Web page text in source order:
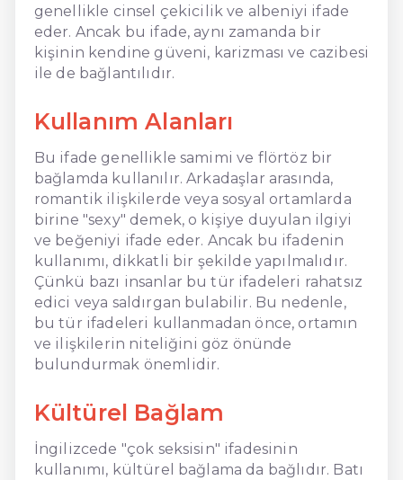
genellikle cinsel çekicilik ve albeniyi ifade
eder. Ancak bu ifade, aynı zamanda bir
kişinin kendine güveni, karizması ve cazibesi
ile de bağlantılıdır.
Kullanım Alanları
Bu ifade genellikle samimi ve flörtöz bir
bağlamda kullanılır. Arkadaşlar arasında,
romantik ilişkilerde veya sosyal ortamlarda
birine "sexy" demek, o kişiye duyulan ilgiyi
ve beğeniyi ifade eder. Ancak bu ifadenin
kullanımı, dikkatli bir şekilde yapılmalıdır.
Çünkü bazı insanlar bu tür ifadeleri rahatsız
edici veya saldırgan bulabilir. Bu nedenle,
bu tür ifadeleri kullanmadan önce, ortamın
ve ilişkilerin niteliğini göz önünde
bulundurmak önemlidir.
Kültürel Bağlam
İngilizcede "çok seksisin" ifadesinin
kullanımı, kültürel bağlama da bağlıdır. Batı